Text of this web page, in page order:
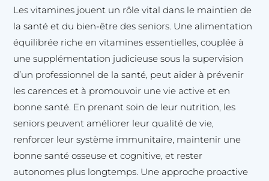
Les vitamines jouent un rôle vital dans le maintien de
la santé et du bien-être des seniors. Une alimentation
équilibrée riche en vitamines essentielles, couplée à
une supplémentation judicieuse sous la supervision
d’un professionnel de la santé, peut aider à prévenir
les carences et à promouvoir une vie active et en
bonne santé. En prenant soin de leur nutrition, les
seniors peuvent améliorer leur qualité de vie,
renforcer leur système immunitaire, maintenir une
bonne santé osseuse et cognitive, et rester
autonomes plus longtemps. Une approche proactive